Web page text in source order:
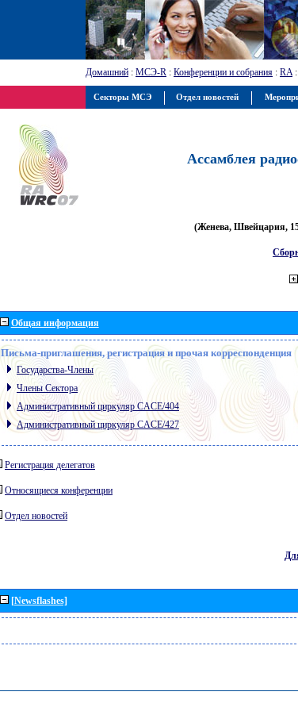
Домашний : МСЭ-R : Конференции и собрания : RA:
Ассамблея
(Женева, Швейцария,
Общая информация
Письма-приглашения, регистрация и прочая корреспонденция
Государства-Члены
Члены Сектора
Административный циркуляр CACE/404
Административный циркуляр CACE/427
Регистрация делегатов
Относящиеся конференции
Отдел новостей
[Newsflashes]
Секторы МСЭ Отдел новостей